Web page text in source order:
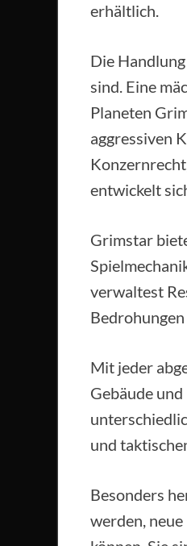
erhältlich.
Die
sind. Eine
Planeten
aggressiven
entwickelt
Grimstar
verwaltest
Mit jeder
Gebäude
und
Besonders
werden,